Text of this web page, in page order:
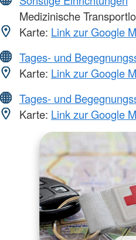
Medizinische
Karte: Link zur Google
Tages- und
Karte: Link zur Google
Tages- und
Karte: Link zur Google